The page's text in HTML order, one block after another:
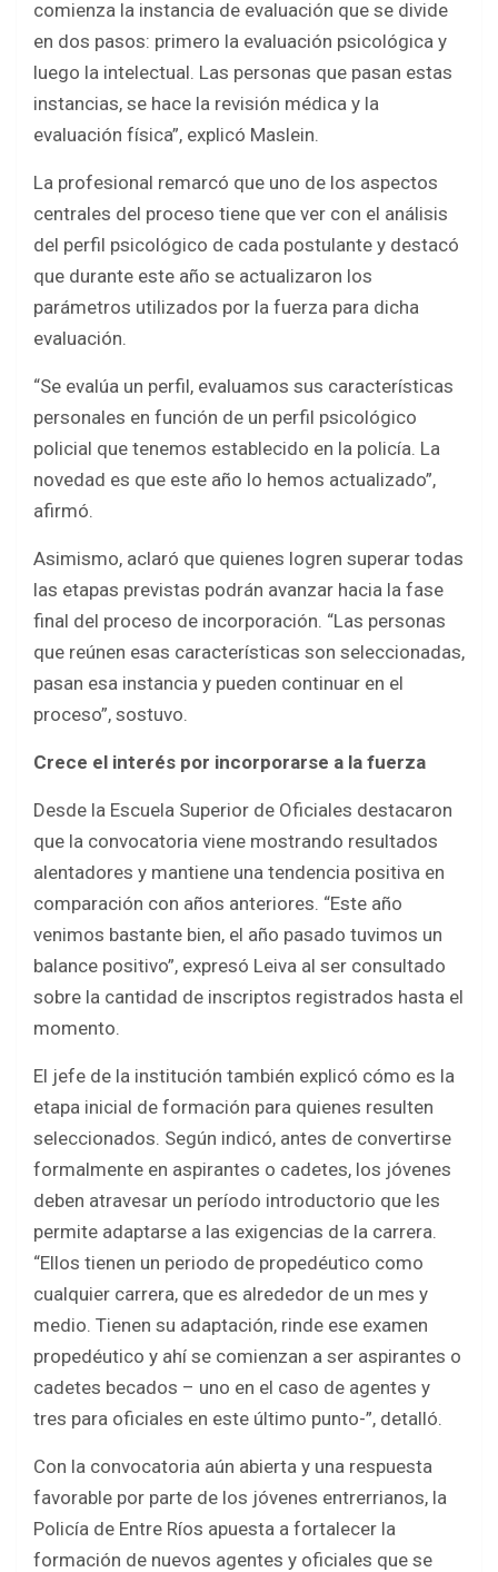
comienza la instancia de evaluación que se divide
en dos pasos: primero la evaluación psicológica y
luego la intelectual. Las personas que pasan estas
instancias, se hace la revisión médica y la
evaluación física”, explicó Maslein.
La profesional remarcó que uno de los aspectos
centrales del proceso tiene que ver con el análisis
del perfil psicológico de cada postulante y destacó
que durante este año se actualizaron los
parámetros utilizados por la fuerza para dicha
evaluación.
“Se evalúa un perfil, evaluamos sus características
personales en función de un perfil psicológico
policial que tenemos establecido en la policía. La
novedad es que este año lo hemos actualizado”,
afirmó.
Asimismo, aclaró que quienes logren superar todas
las etapas previstas podrán avanzar hacia la fase
final del proceso de incorporación. “Las personas
que reúnen esas características son seleccionadas,
pasan esa instancia y pueden continuar en el
proceso”, sostuvo.
Crece el interés por incorporarse a la fuerza
Desde la Escuela Superior de Oficiales destacaron
que la convocatoria viene mostrando resultados
alentadores y mantiene una tendencia positiva en
comparación con años anteriores. “Este año
venimos bastante bien, el año pasado tuvimos un
balance positivo”, expresó Leiva al ser consultado
sobre la cantidad de inscriptos registrados hasta el
momento.
El jefe de la institución también explicó cómo es la
etapa inicial de formación para quienes resulten
seleccionados. Según indicó, antes de convertirse
formalmente en aspirantes o cadetes, los jóvenes
deben atravesar un período introductorio que les
permite adaptarse a las exigencias de la carrera.
“Ellos tienen un periodo de propedéutico como
cualquier carrera, que es alrededor de un mes y
medio. Tienen su adaptación, rinde ese examen
propedéutico y ahí se comienzan a ser aspirantes o
cadetes becados – uno en el caso de agentes y
tres para oficiales en este último punto-”, detalló.
Con la convocatoria aún abierta y una respuesta
favorable por parte de los jóvenes entrerrianos, la
Policía de Entre Ríos apuesta a fortalecer la
formación de nuevos agentes y oficiales que se